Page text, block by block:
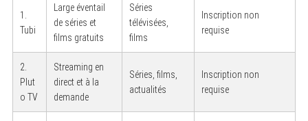
1.
Tubi
Large éventail
de séries et
films gratuits
Séries
télévisées,
films
Inscription non
requise
2.
Plut
o TV
Streaming en
direct et à la
demande
Séries, films,
actualités
Inscription non
requise